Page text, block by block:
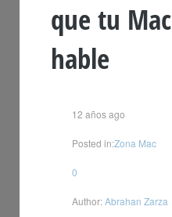
que tu Mac
hable
12 años ago
Posted in:Zona Mac
0
Author:Abrahan Zarza